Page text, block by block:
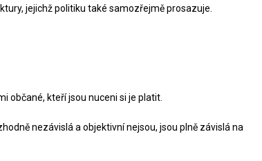
jejichž politiku také samozřejmě prosazuje.
občané, kteří jsou nuceni si je platit.
nezávislá a objektivní nejsou, jsou plně závislá na